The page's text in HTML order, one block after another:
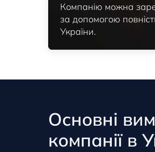
Компанію можна
за допомогою
України.
Основні
компанії в